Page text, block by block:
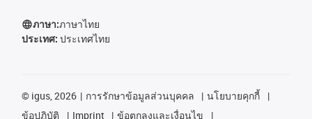
ภาษา:ภาษาไทย
ประเทศ: ประเทศไทย
© igus, 2026 การรักษาข้อมูลส่วนบุคคล
นโยบายคุกกี้
ข้อปฏิบัติ
Imprint
ข้อตกลงและเงื่อนไข